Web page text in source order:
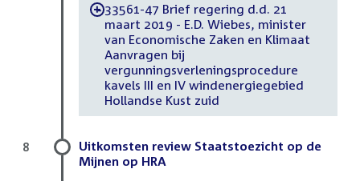
-33561-47 Brief regering d.d. 21
maart 2019 - E.D. Wiebes, minister
van Economische Zaken en Klimaat
Aanvragen bij
vergunningsverleningsprocedure
kavels III en IV windenergiegebied
Hollandse Kust zuid
Uitkomsten review Staatstoezicht op de
Mijnen op HRA
8